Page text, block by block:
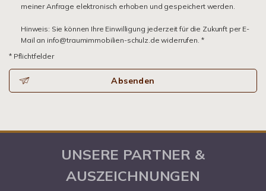
meiner Anfrage elektronisch erhoben und gespeichert werden.
Hinweis: Sie können Ihre Einwilligung jederzeit für die Zukunft per E-
Mail an info@traumimmobilien-schulz.de widerrufen. *
* Pflichtfelder
Absenden
UNSERE PARTNER &
AUSZEICHNUNGEN